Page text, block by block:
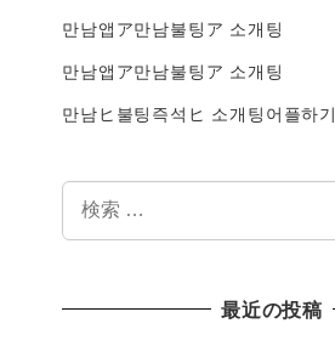
만남앱ア만남불팅ア 소개팅
만남앱ア만남불팅ア 소개팅
만남ヒ불팅즉석ヒ 소개팅어플하기
最近の投稿